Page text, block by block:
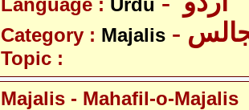
Language : Urdu
Category : Majalis
Topic :
Majalis - Mahafil-o-Majalis